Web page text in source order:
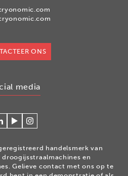
ONS
media
Cryonomic
Watch
videos
on
the
Volg
Instagram
handelsmerk van
droogijsstraalmachines en
Gelieve contact met ons op te